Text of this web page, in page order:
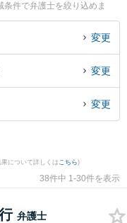
件で弁護士を絞り込めま
、親権等の細かな分野での絞
宮路 真行弁護士や弁護士法
した育児放棄による離婚問
育児放棄による離婚問題のト
』『初回相談無料で育児放
変更
変更
変更
について詳しくは こちら)
38件中 1-30件を表示
弁護士